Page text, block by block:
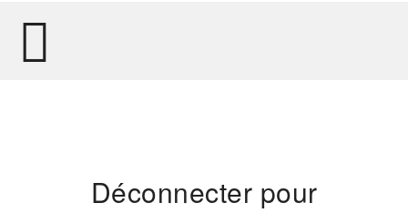
Déconnecter pour